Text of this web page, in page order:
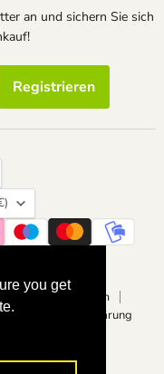
you get
you get
an und sichern Sie sich
Registrieren
€)
Widerrufsrecht
Impressum